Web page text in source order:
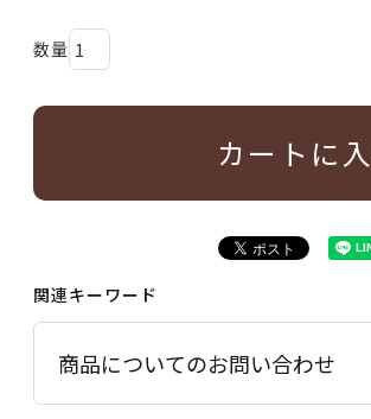
カートに
関連キーワード
商品についてのお問い合わせ